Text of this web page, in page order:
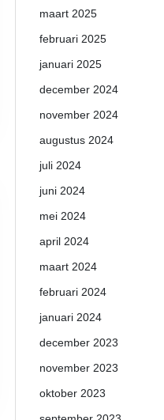
maart 2025
februari 2025
januari 2025
december 2024
november 2024
augustus 2024
juli 2024
juni 2024
mei 2024
april 2024
maart 2024
februari 2024
januari 2024
december 2023
november 2023
oktober 2023